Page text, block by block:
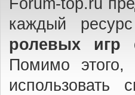
каждый
ролевых игр
Помимо этого,